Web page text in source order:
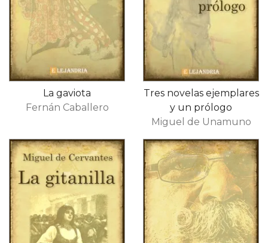
La gaviota
Fernán Caballero
Tres novelas ejemplares
y un prólogo
Miguel de Unamuno